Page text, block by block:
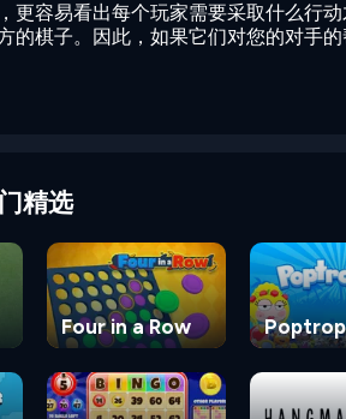
更容易看出每个玩家需要采取什么行
的棋子。因此，如果它们对您的对手
精选
Four in a Row